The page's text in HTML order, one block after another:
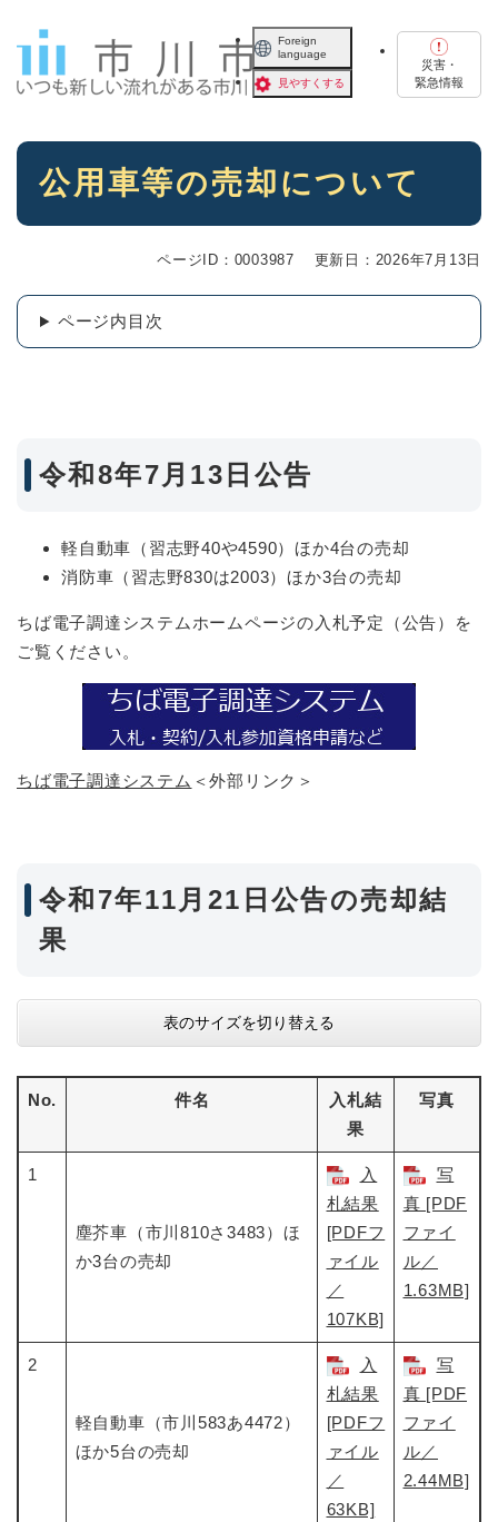
Foreign
language
見やすくする
災害・
緊急情報
本
公用車等の売却について
ページID：0003987 更新日：2026年7月13日
ページ内目次
令和8年7月13日公告
軽自動車（習志野40や4590）ほか4台の売却
消防車（習志野830は2003）ほか3台の売却
ちば電子調達システムホームページの入札予定（公告）を
ご覧ください。
ちば電子調達システム ＜外部リンク＞
令和7年11月21日公告の売却結
果
表のサイズを切り替える
No. 件名
入札結
果
写真
1
塵芥車（市川810さ3483）ほ
か3台の売却
入
札結果
[PDFフ
ァイル
／
107KB]
写
真 [PDF
ファイ
ル／
1.63MB]
2
軽自動車（市川583あ4472）
ほか5台の売却
入
札結果
[PDFフ
ァイル
／
63KB]
写
真 [PDF
ファイ
ル／
2.44MB]